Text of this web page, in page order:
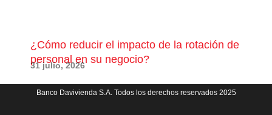
¿Cómo reducir el impacto de la rotación de
personal en su negocio?
31 julio, 2026
Banco Davivienda S.A. Todos los derechos reservados 2025